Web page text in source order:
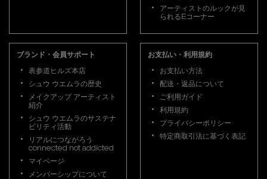
アーティストのルックが見
られるEコーナー
ブランド・会員サポート
表参道ヒルズ本店
シュウ ウエムラの歴史
メイクアップ アーティスト
紹介
シュウ ウエムラのサステナ
ビリティ活動
リアルにつながろう
connected not addicted
マイページ
メンバーシップについて
お支払い・利用規約
お支払い方法
配送・返品について
ご利用ガイド
利用規約
プライバシーポリシー
特定商取引法に基づく表記